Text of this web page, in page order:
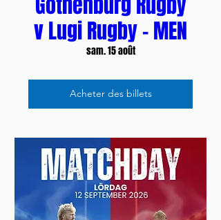
v Lugi Rugby - MEN
sam. 15 août
Acheter des billets